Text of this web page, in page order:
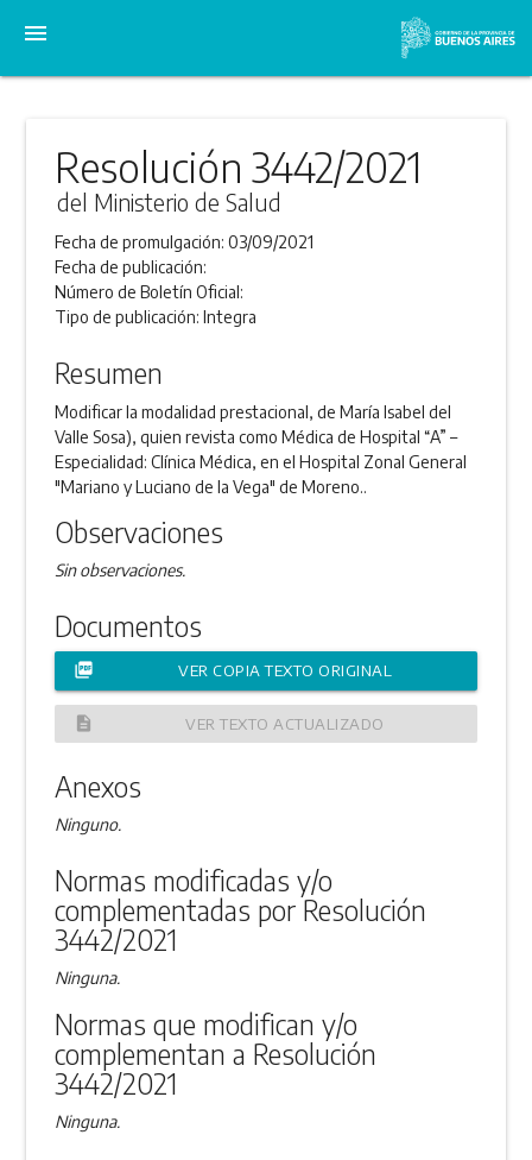
menu
Resolución 3442/2021
del Ministerio de Salud
Fecha de promulgación:03/09/2021
Fecha de publicación:
Número de Boletín Oficial:
Tipo de publicación:Integra
Resumen
Modificar la modalidad prestacional, de María Isabel del
Valle Sosa), quien revista como Médica de Hospital “A” –
Especialidad: Clínica Médica, en el Hospital Zonal General
"Mariano y Luciano de la Vega" de Moreno..
Observaciones
Sin observaciones.
Documentos
picture_as_pdf VER COPIA TEXTO ORIGINAL
description VER TEXTO ACTUALIZADO
Anexos
Ninguno.
Normas modificadas y/o
complementadas por Resolución
3442/2021
Ninguna.
Normas que modifican y/o
complementan a Resolución
3442/2021
Ninguna.